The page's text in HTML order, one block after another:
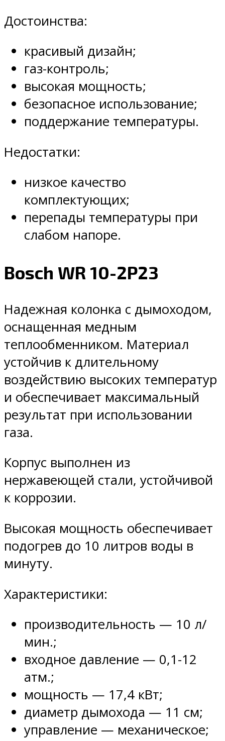
Достоинства:
красивый дизайн;
газ-контроль;
высокая мощность;
безопасное использование;
поддержание температуры.
Недостатки:
низкое качество
комплектующих;
перепады температуры при
слабом напоре.
Bosch WR 10-2P23
Надежная колонка с дымоходом,
оснащенная медным
теплообменником. Материал
устойчив к длительному
воздействию высоких температур
и обеспечивает максимальный
результат при использовании
газа.
Корпус выполнен из
нержавеющей стали, устойчивой
к коррозии.
Высокая мощность обеспечивает
подогрев до 10 литров воды в
минуту.
Характеристики:
производительность — 10 л/
мин.;
входное давление — 0,1-12
атм.;
мощность — 17,4 кВт;
диаметр дымохода — 11 см;
управление — механическое;